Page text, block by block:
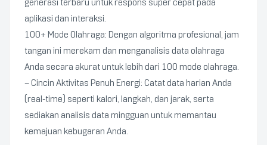
generasi terbaru untuk respons super cepat pada
aplikasi dan interaksi.
100+ Mode Olahraga: Dengan algoritma profesional, jam
tangan ini merekam dan menganalisis data olahraga
Anda secara akurat untuk lebih dari 100 mode olahraga.
– Cincin Aktivitas Penuh Energi: Catat data harian Anda
(real-time) seperti kalori, langkah, dan jarak, serta
sediakan analisis data mingguan untuk memantau
kemajuan kebugaran Anda.